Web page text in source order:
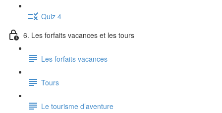
Quiz 4
6. Les forfaits vacances et les tours
Les forfaits vacances
Tours
Le tourisme d’aventure